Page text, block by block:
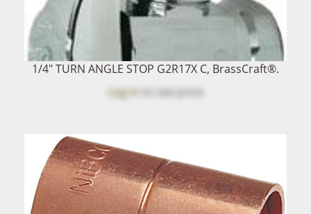
1/4" TURN ANGLE STOP G2R17X C, BrassCraft®.
Log into see price